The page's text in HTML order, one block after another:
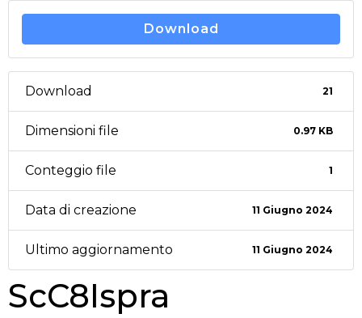
Download
Download 21
Dimensioni file 0.97 KB
Conteggio file 1
Data di creazione 11 Giugno 2024
Ultimo aggiornamento 11 Giugno 2024
ScC8Ispra